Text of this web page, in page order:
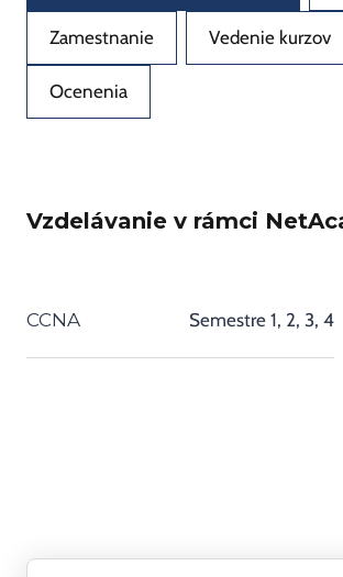
Zamestnanie Vedenie kurzov
Ocenenia
Vzdelávanie v rámci
CCNA Semestre 1, 2, 3, 4